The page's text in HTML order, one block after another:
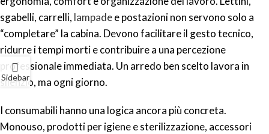
sgabelli, carrelli, lampadee postazioni non servono solo a
“completare” la cabina. Devono facilitare il gesto tecnico,
ridurre i tempi morti e contribuire a una percezione
professionale immediata. Un arredo ben scelto lavora in
silenzio, ma ogni giorno.
I consumabili hanno una logica ancora più concreta.
Monouso, prodotti per igiene e sterilizzazione, accessori
Sidebar